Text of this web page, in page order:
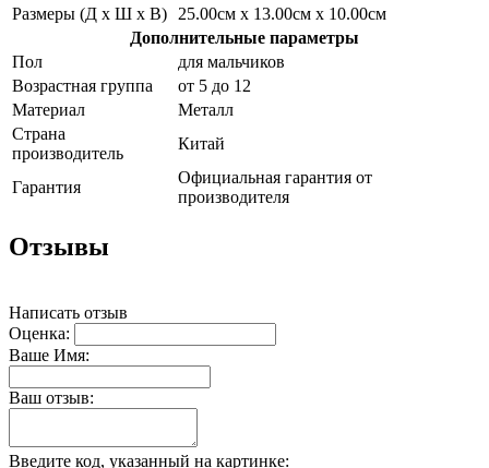
Размеры (Д х Ш х В)
25.00см x 13.00см x 10.00см
Дополнительные параметры
Пол
для мальчиков
Возрастная группа
от 5 до 12
Материал
Металл
Страна
производитель
Китай
Гарантия
Официальная гарантия от
производителя
Отзывы
Написать отзыв
Оценка:
Ваше Имя:
Ваш отзыв:
Введите код, указанный на картинке: